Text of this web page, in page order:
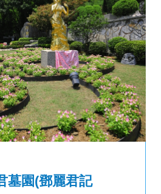
墓園(鄧麗君記